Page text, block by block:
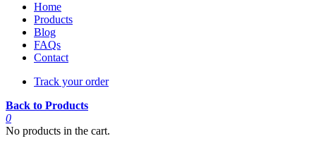
Home
Products
Blog
FAQs
Contact
Track your order
Back to Products
0
No products in the cart.